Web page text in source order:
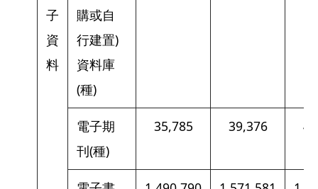
子
資
料
購或自
行建置)
資料庫
(種)
電子期
刊(種)
35,785 39,376